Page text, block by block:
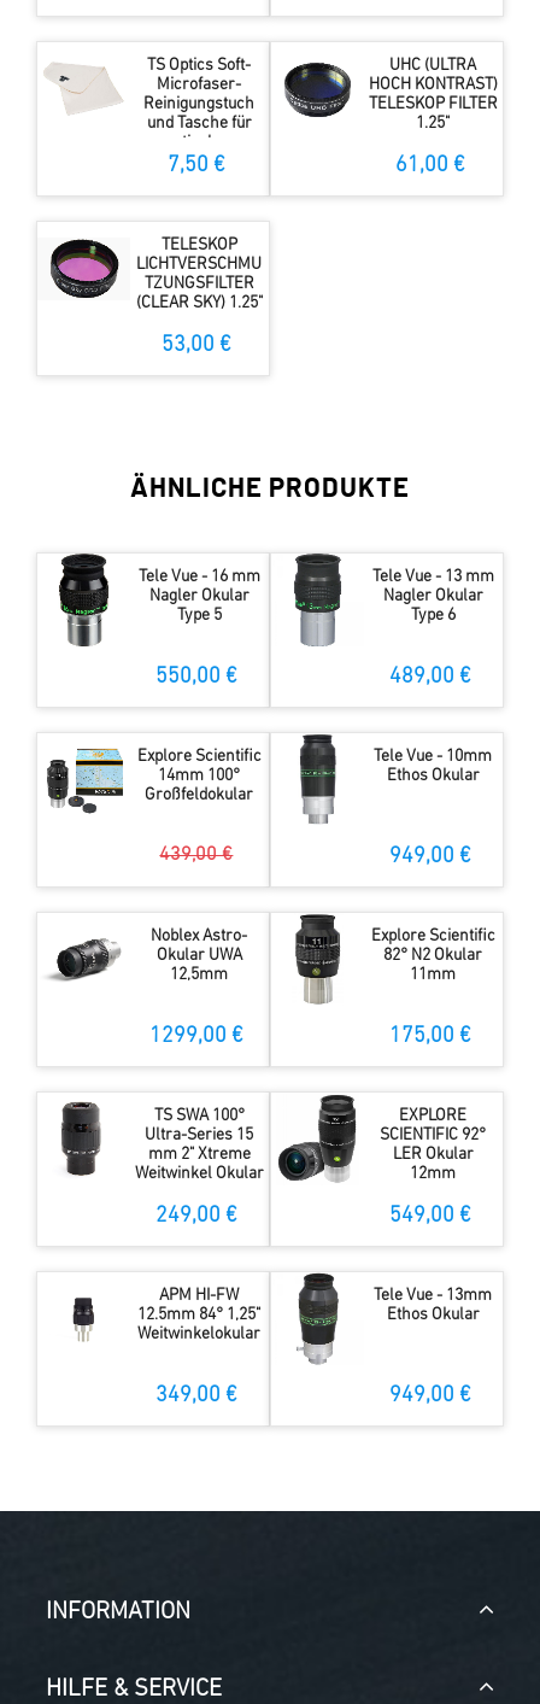
TS Optics Soft-
Microfaser-
Reinigungstuch
und Tasche für
optisches
Zubehör
7,50 €
UHC (ULTRA
HOCH KONTRAST)
TELESKOP FILTER
1.25"
61,00 €
TELESKOP
LICHTVERSCHMU
TZUNGSFILTER
(CLEAR SKY) 1.25"
53,00 €
ÄHNLICHE PRODUKTE
Tele Vue - 16 mm
Nagler Okular
Type 5
550,00 €
Tele Vue - 13 mm
Nagler Okular
Type 6
489,00 €
Explore Scientific
14mm 100°
Großfeldokular
439,00 €
298,00 €
Tele Vue - 10mm
Ethos Okular
949,00 €
Noblex Astro-
Okular UWA
12,5mm
1299,00 €
Explore Scientific
82° N2 Okular
11mm
175,00 €
TS SWA 100°
Ultra-Series 15
mm 2" Xtreme
Weitwinkel Okular
249,00 €
EXPLORE
SCIENTIFIC 92°
LER Okular
12mm
549,00 €
APM HI-FW
12.5mm 84° 1,25"
Weitwinkelokular
349,00 €
Tele Vue - 13mm
Ethos Okular
949,00 €
INFORMATION
HILFE & SERVICE